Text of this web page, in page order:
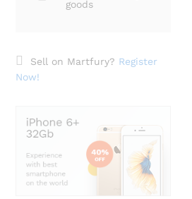
goods
Sell on Martfury? Register
Now!